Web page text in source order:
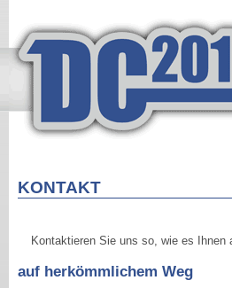
KONTAKT
Kontaktieren Sie uns so, wie es
auf herkömmlichem Weg